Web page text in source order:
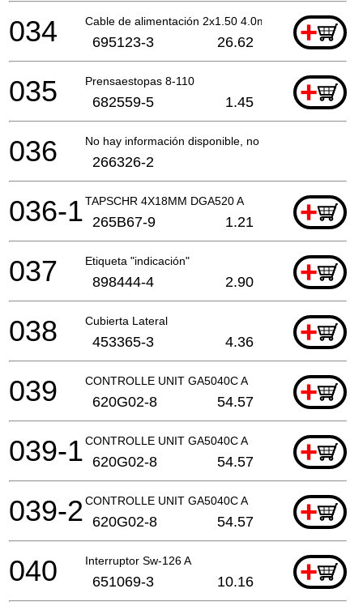
Cable de alimentación 2x1.50 4.0mtr +
034 695123-3 26.62
Prensaestopas 8-110 +
035 682559-5 1.45
No hay información disponible, no se puede pedir
036 266326-2
TAPSCHR 4X18MM DGA520 A +
036-1 265B67-9 1.21
Etiqueta "indicación" +
037 898444-4 2.90
Cubierta Lateral +
038 453365-3 4.36
CONTROLLE UNIT GA5040C A +
039 620G02-8 54.57
CONTROLLE UNIT GA5040C A +
039-1 620G02-8 54.57
CONTROLLE UNIT GA5040C A +
039-2 620G02-8 54.57
Interruptor Sw-126 A +
040 651069-3 10.16